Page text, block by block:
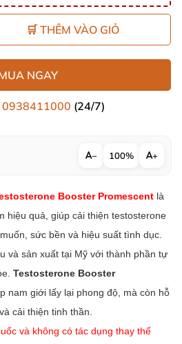
🛒 THÊM VÀO GIỎ
NGAY
0938411000 (24/7)
− 100% +
Booster Promescent là
hiệu quả, giúp cải thiện testosterone
sức bền và hiệu suất tình dục.
và sản xuất tại Mỹ với thành phần tự
Testosterone Booster
nam giới lấy lại phong độ, mà còn hỗ
cải thiện tinh thần.
và không có tác dụng thay thế